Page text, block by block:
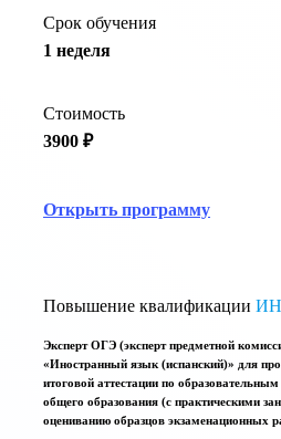
Срок обучения
1 неделя
Стоимость
3900 ₽
Открыть программу
Повышение квалификации
Эксперт ОГЭ (эксперт предметной
«Иностранный язык (испанский)» для
итоговой аттестации по
общего образования (с практическими
оцениванию образцов экзаменационных